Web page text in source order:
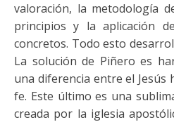
valoración, la metodología
principios y la aplicación
concretos. Todo esto
La solución de Piñero es
una diferencia entre el Jesús
fe. Este último es una
creada por la iglesia